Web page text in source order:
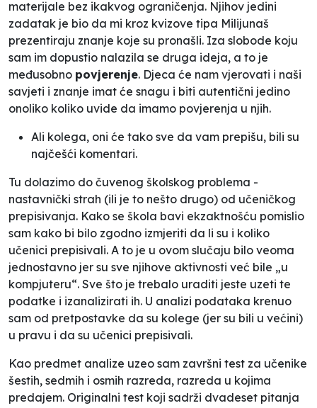
materijale bez ikakvog ograničenja. Njihov jedini
zadatak je bio da mi kroz kvizove tipa Milijunaš
prezentiraju znanje koje su pronašli. Iza slobode koju
sam im dopustio nalazila se druga ideja, a to je
međusobno povjerenje. Djeca će nam vjerovati i naši
savjeti i znanje imat će snagu i biti autentični jedino
onoliko koliko uvide da imamo povjerenja u njih.
Ali kolega, oni će tako sve da vam prepišu, bili su
najčešći komentari.
Tu dolazimo do čuvenog školskog problema -
nastavnički strah (ili je to nešto drugo) od učeničkog
prepisivanja. Kako se škola bavi ekzaktnošću pomislio
sam kako bi bilo zgodno izmjeriti da li su i koliko
učenici prepisivali. A to je u ovom slučaju bilo veoma
jednostavno jer su sve njihove aktivnosti već bile „u
kompjuteru“. Sve što je trebalo uraditi jeste uzeti te
podatke i izanalizirati ih. U analizi podataka krenuo
sam od pretpostavke da su kolege (jer su bili u većini)
u pravu i da su učenici prepisivali.
Kao predmet analize uzeo sam završni test za učenike
šestih, sedmih i osmih razreda, razreda u kojima
predajem. Originalni test koji sadrži dvadeset pitanja